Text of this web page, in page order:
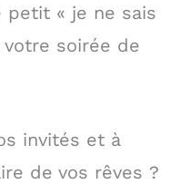
petit « je ne sais
soirée de
invités et à
de vos rêves ?